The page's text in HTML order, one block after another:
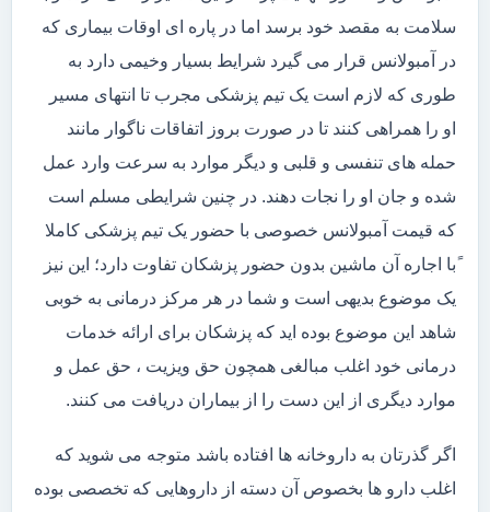
سلامت به مقصد خود برسد اما در پاره ای اوقات بیماری که
در آمبولانس قرار می گیرد شرایط بسیار وخیمی دارد به
طوری که لازم است یک تیم پزشکی مجرب تا انتهای مسیر
او را همراهی کنند تا در صورت بروز اتفاقات ناگوار مانند
حمله های تنفسی و قلبی و دیگر موارد به سرعت وارد عمل
شده و جان او را نجات دهند. در چنین شرایطی مسلم است
که قیمت آمبولانس خصوصی با حضور یک تیم پزشکی کاملا
ًبا اجاره آن ماشین بدون حضور پزشکان تفاوت دارد؛ این نیز
یک موضوع بدیهی است و شما در هر مرکز درمانی به خوبی
شاهد این موضوع بوده اید که پزشکان برای ارائه خدمات
درمانی خود اغلب مبالغی همچون حق ویزیت ، حق عمل و
موارد دیگری از این دست را از بیماران دریافت می کنند.
اگر گذرتان به داروخانه ها افتاده باشد متوجه می شوید که
اغلب دارو ها بخصوص آن دسته از داروهایی که تخصصی بوده